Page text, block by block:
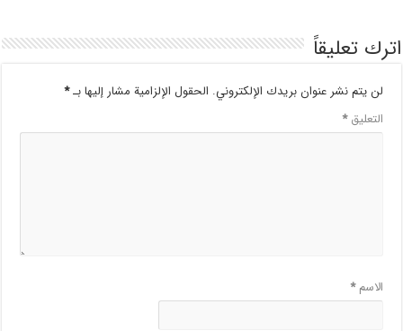
اترك تعليقاً
لن يتم نشر عنوان بريدك الإلكتروني. الحقول الإلزامية مشار إليها بـ*
التعليق*
الاسم*